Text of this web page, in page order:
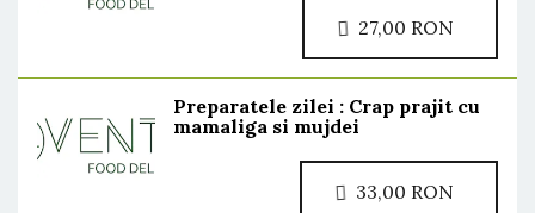
Preparatele zilei : Crap prajit cu
mamaliga si mujdei